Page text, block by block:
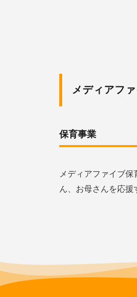
メディアフ
保育事業
メディアファイブ
ん、お母さんを応援